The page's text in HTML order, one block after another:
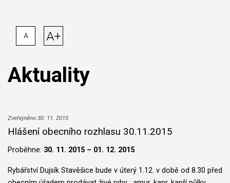
A A+
Aktuality
Zveřejněno 30. 11. 2015
Hlášení obecního rozhlasu 30.11.2015
Proběhne: 30. 11. 2015 – 01. 12. 2015
Rybářství Dujsík Stavěšice bude v úterý 1.12. v době od 8.30 před